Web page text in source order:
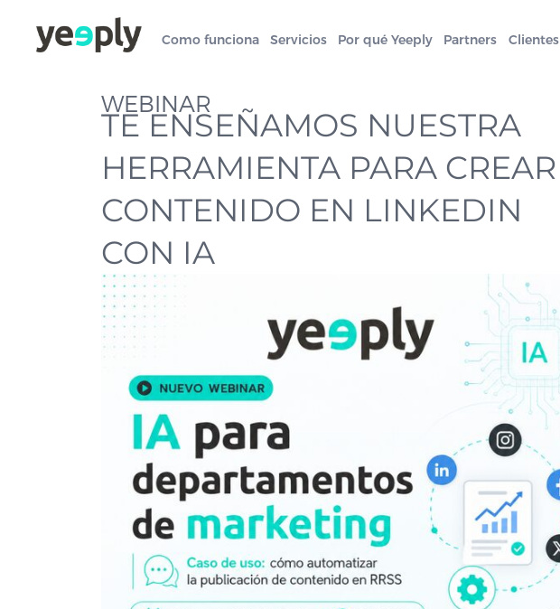
Como funciona Servicios Por qué Yeeply Partners Clientes
WEBINAR
TE ENSEÑAMOS NUESTRA
HERRAMIENTA PARA CREAR
CONTENIDO EN LINKEDIN
CON IA